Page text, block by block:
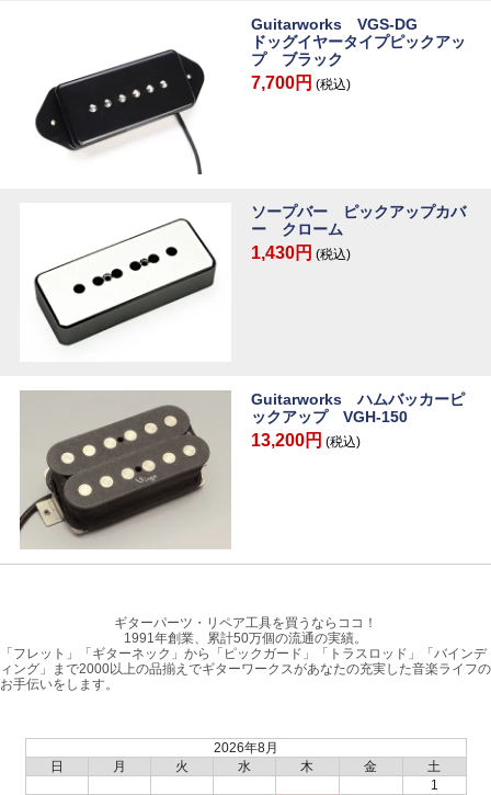
Guitarworks VGS-DG
ドッグイヤータイプピックアッ
プ ブラック
7,700円 (税込)
ソープバー ピックアップカバ
ー クローム
1,430円 (税込)
Guitarworks ハムバッカーピ
ックアップ VGH-150
13,200円 (税込)
ギターパーツ・リペア工具を買うならココ！
1991年創業、累計50万個の流通の実績。
「フレット」「ギターネック」から「ピックガード」「トラスロッド」「バインデ
ィング」まで2000以上の品揃えでギターワークスがあなたの充実した音楽ライフの
お手伝いをします。
2026年8月
日
月 火 水 木 金
土
1